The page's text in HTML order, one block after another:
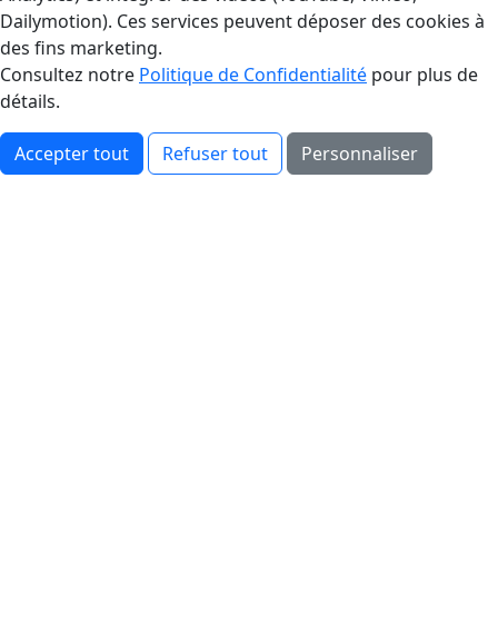
Dailymotion). Ces services peuvent déposer des cookies à
des fins marketing.
Consultez notre Politique de Confidentialité pour plus de
détails.
Accepter tout Refuser tout Personnaliser